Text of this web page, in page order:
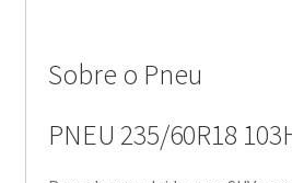
Sobre o Pneu
PNEU 235/60R18